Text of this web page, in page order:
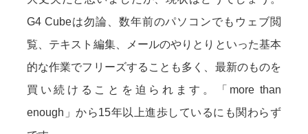
G4 Cubeは勿論、数年前のパソコンでもウェブ閲
覧、テキスト編集、メールのやりとりといった基本
的な作業でフリーズすることも多く、最新のものを
買い続けることを迫られます。「more than
enough」から15年以上進歩しているにも関わらず